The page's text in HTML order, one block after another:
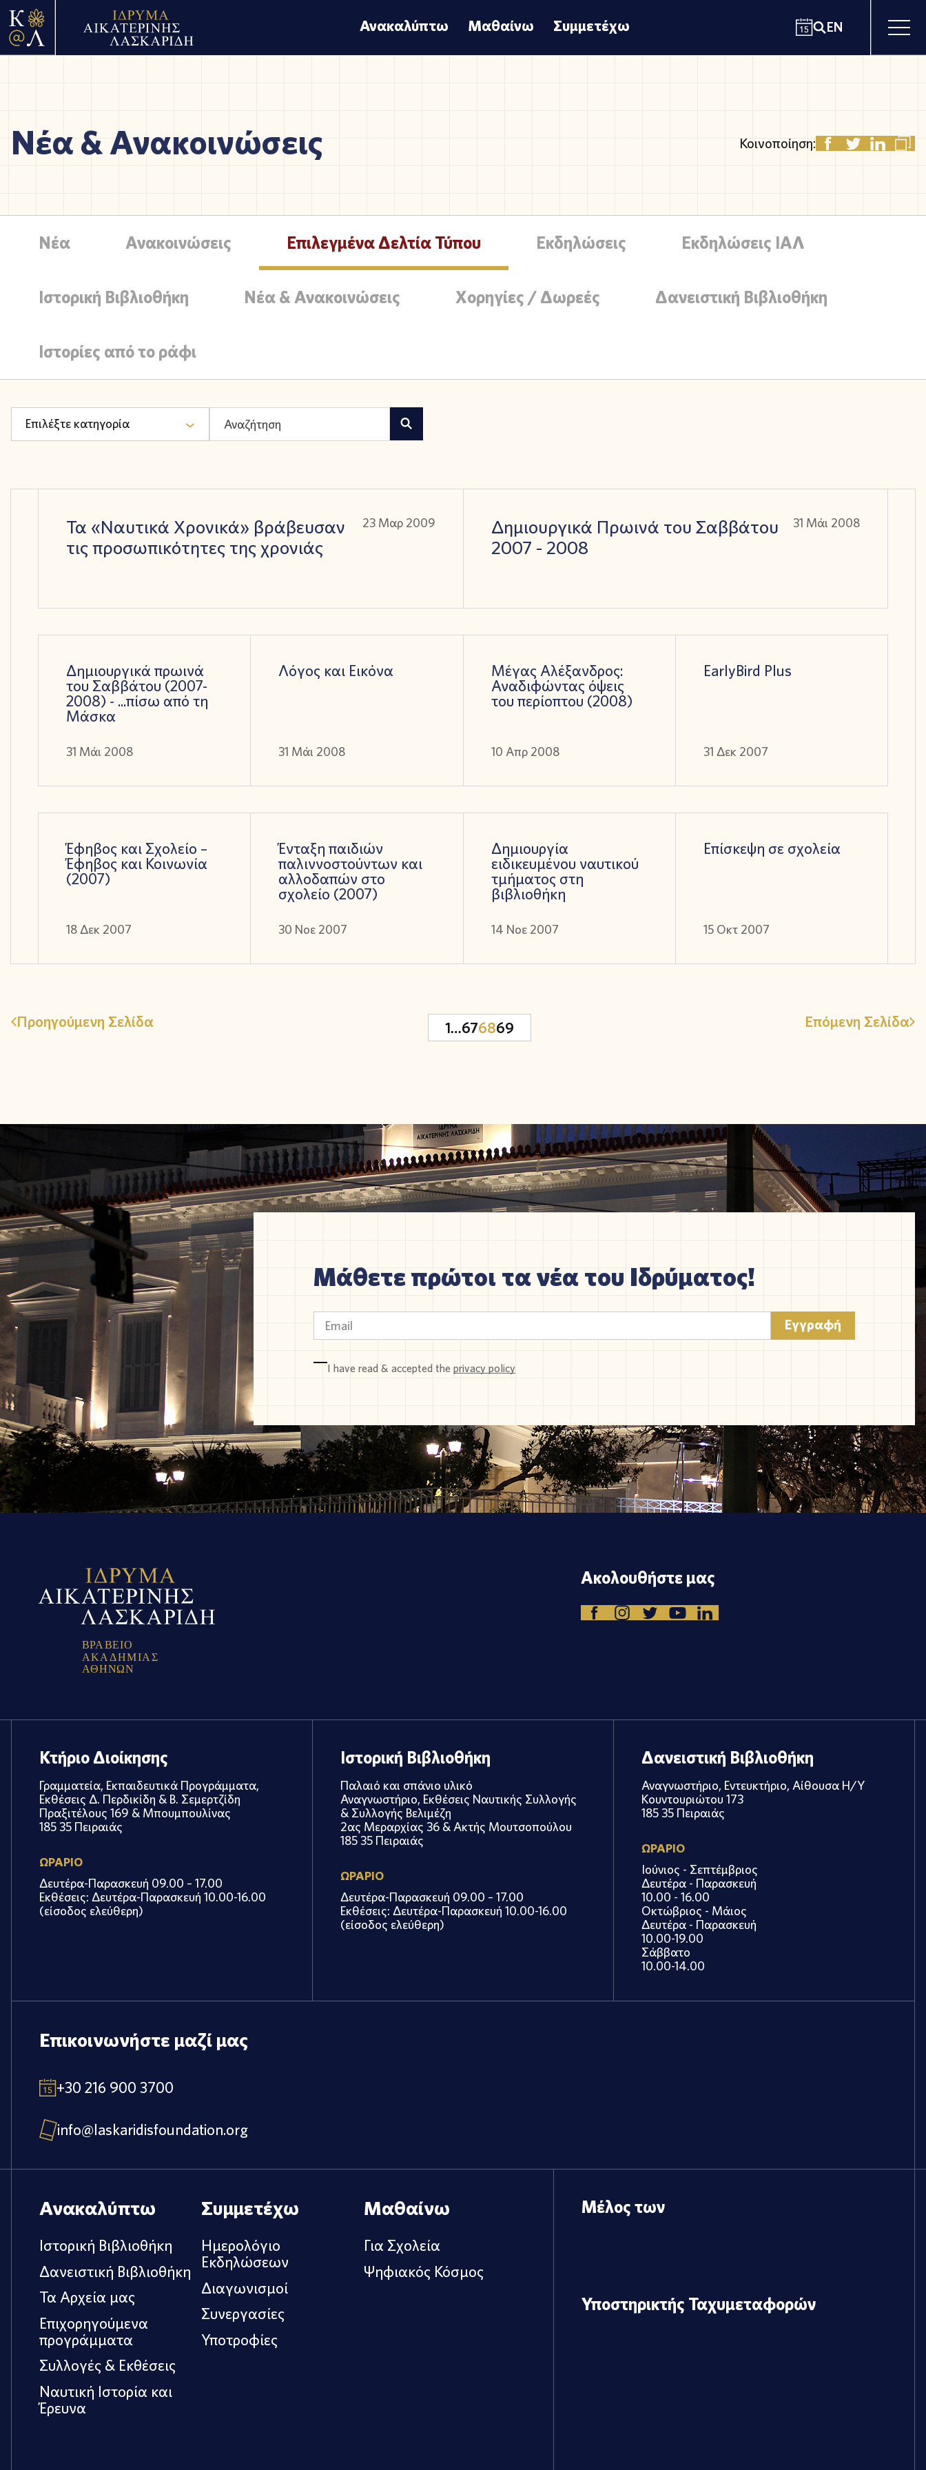
Ανακαλύπτω Μαθαίνω Συμμετέχω EN
Νέα & Ανακοινώσεις Κοινοποίηση:
Νέα Ανακοινώσεις Επιλεγμένα Δελτία Τύπου Εκδηλώσεις Εκδηλώσεις ΙΑΛ
Ιστορική Βιβλιοθήκη Νέα & Ανακοινώσεις Χορηγίες / Δωρεές Δανειστική Βιβλιοθήκη
Ιστορίες από το ράφι
Επιλέξτε κατηγορία
Τα «Ναυτικά Χρονικά» βράβευσαν
τις προσωπικότητες της χρονιάς
23 Μαρ 2009
Δημιουργικά Πρωινά του Σαββάτου
2007 - 2008
31 Μάι 2008
Δημιουργικά πρωινά
του Σαββάτου (2007-
2008) - ...πίσω από τη
Μάσκα
31 Μάι 2008
Λόγος και Εικόνα
31 Μάι 2008
Μέγας Αλέξανδρος:
Αναδιφώντας όψεις
του περίοπτου (2008)
10 Απρ 2008
EarlyBird Plus
31 Δεκ 2007
Έφηβος και Σχολείο –
Έφηβος και Κοινωνία
(2007)
18 Δεκ 2007
Ένταξη παιδιών
παλιννοστούντων και
αλλοδαπών στο
σχολείο (2007)
30 Νοε 2007
Δημιουργία
ειδικευμένου ναυτικού
τμήματος στη
βιβλιοθήκη
14 Νοε 2007
Επίσκεψη σε σχολεία
15 Οκτ 2007
Προηγούμενη Σελίδα 1…676869 Επόμενη Σελίδα
Μάθετε πρώτοι τα νέα του Ιδρύματος!
I have read & accepted theprivacy policy
ΒΡΑ ΒΕΙΟ
ΑΚΑ ΔΗΜΙΑ Σ
ΑΘΗΝΩΝ
Ακολουθήστε μας
Κτήριο Διοίκησης
Γραμματεία, Εκπαιδευτικά Προγράμματα,
Εκθέσεις Δ. Περδικίδη & Β. Σεμερτζίδη
Πραξιτέλους 169 & Μπουμπουλίνας
185 35 Πειραιάς
ΩΡΑΡΙΟ
Δευτέρα-Παρασκευή 09.00 – 17.00
Εκθέσεις: Δευτέρα-Παρασκευή 10.00-16.00
(είσοδος ελεύθερη)
Ιστορική Βιβλιοθήκη
Παλαιό και σπάνιο υλικό
Αναγνωστήριο, Εκθέσεις Ναυτικής Συλλογής
& Συλλογής Βελιμέζη
2ας Μεραρχίας 36 & Ακτής Μουτσοπούλου
185 35 Πειραιάς
ΩΡΑΡΙΟ
Δευτέρα-Παρασκευή 09.00 – 17.00
Εκθέσεις: Δευτέρα-Παρασκευή 10.00-16.00
(είσοδος ελεύθερη)
Δανειστική Βιβλιοθήκη
Αναγνωστήριο, Εντευκτήριο, Αίθουσα Η/Υ
Κουντουριώτου 173
185 35 Πειραιάς
ΩΡΑΡΙΟ
Ιούνιος - Σεπτέμβριος
Δευτέρα - Παρασκευή
10.00 - 16.00
Οκτώβριος - Μάιος
Δευτέρα - Παρασκευή
10.00-19.00
Σάββατο
10.00-14.00
Επικοινωνήστε μαζί μας
+30 216 900 3700
info@laskaridisfoundation.org
Ανακαλύπτω
Ιστορική Βιβλιοθήκη
Δανειστική Βιβλιοθήκη
Τα Αρχεία μας
Επιχορηγούμενα
προγράμματα
Συλλογές & Εκθέσεις
Ναυτική Ιστορία και
Έρευνα
Συμμετέχω
Ημερολόγιο
Εκδηλώσεων
Διαγωνισμοί
Συνεργασίες
Υποτροφίες
Μαθαίνω
Για Σχολεία
Ψηφιακός Κόσμος
Μέλος των
Υποστηρικτής Ταχυμεταφορών